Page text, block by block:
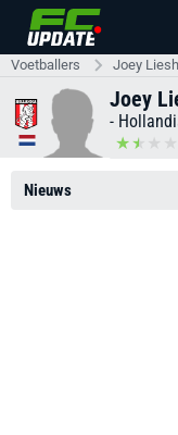
Voetballers Joey
Joey
-
Nieuws